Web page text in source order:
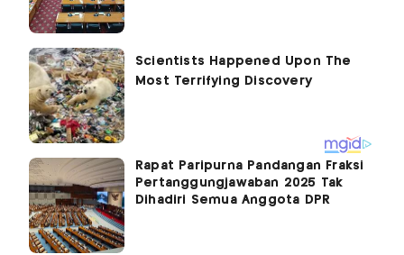
Rapat Paripurna Pandangan Fraksi
Pertanggungjawaban 2025 Tak
Dihadiri Semua Anggota DPR